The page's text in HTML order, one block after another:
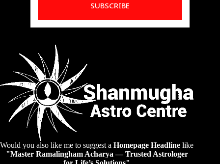
SUBSCRIBE
Would you also like me to suggest aHomepage Headline like
"Master Ramalingham Acharya — Trusted Astrologer